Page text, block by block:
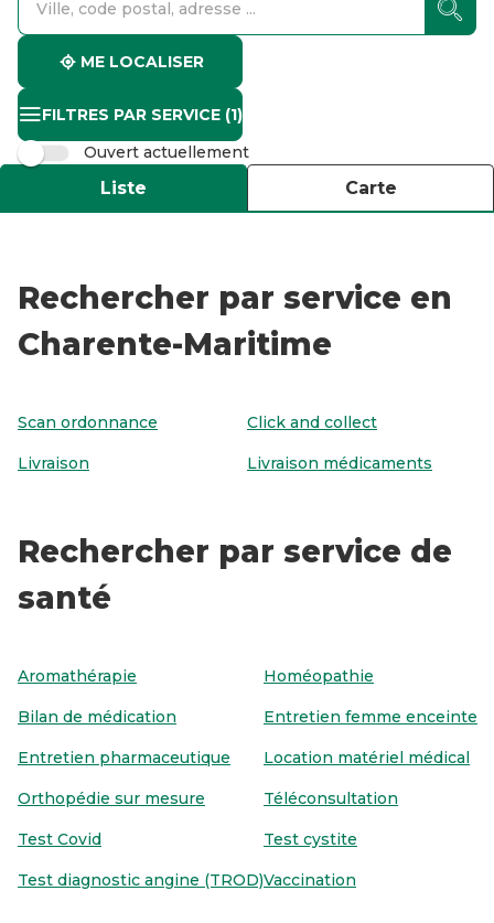
ME LOCALISER
FILTRES PAR SERVICE (1)
Ouvert actuellement
Liste Carte
Rechercher par service en
Charente-Maritime
Scan ordonnance Click and collect
Livraison Livraison médicaments
Rechercher par service de
santé
Aromathérapie Homéopathie
Bilan de médication Entretien femme enceinte
Entretien pharmaceutique Location matériel médical
Orthopédie sur mesure Téléconsultation
Test Covid Test cystite
Test diagnostic angine (TROD)Vaccination